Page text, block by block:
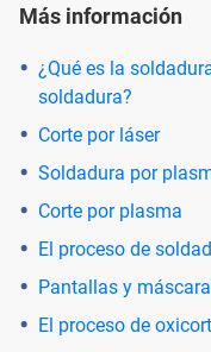
Más información
¿Qué es la
soldadura?
Corte por láser
Soldadura por
Corte por plasma
El proceso de
Pantallas y
El proceso de